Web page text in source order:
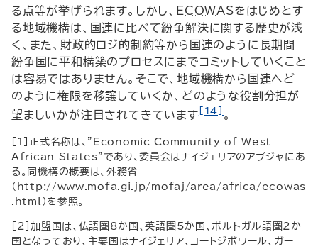
る点等が挙げられます。しかし、
ECOWASをはじめとす
る地域機構は、国連に比べて紛争解決に関する歴史が浅
く、また、財政的ロジ的制約等から国連のように長期間
紛争国に平和構築のプロセスにまでコミットしていくこと
は容易ではありません。そこで、地域機構から国連へど
のように権限を移譲していくか、どのような役割分担が
望ましいかが注目されてきています [14] 。
[1]正式名称は、” Economic Community of West
African States”であり、委員会はナイジェリアのアブジャにあ
る。同機構の概要は、外務省
（ http://www mofa gi jp/ mofaj /area /africa / ecowas
html ）を参照。
[2]加盟国は、仏語圏8か国、英語圏5か国、ポルトガル語圏2か
国となっており、主要国はナイジェリア、コートジボワール、ガー